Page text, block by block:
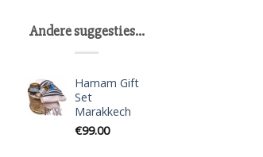
Andere suggesties…
Hamam Gift
Set
Marakkech
€99.00